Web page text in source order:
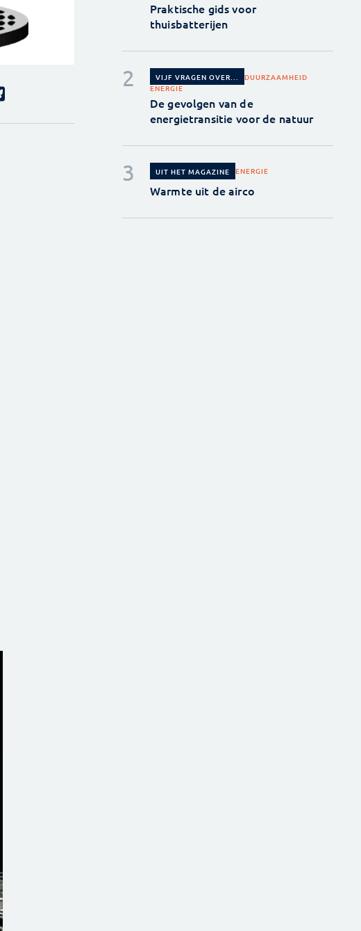
Praktische gids voor
thuisbatterijen
VIJF VRAGEN OVER...
DUURZAAMHEID
ENERGIE
De gevolgen van de
energietransitie voor de natuur
UIT HET MAGAZINE ENERGIE
Warmte uit de airco